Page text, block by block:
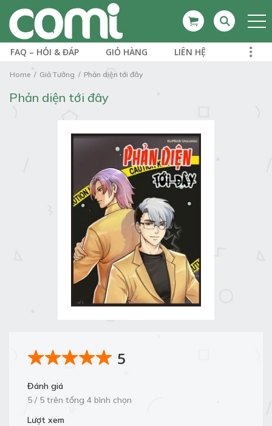
FAQ – HỎI & ĐÁP GIỎ HÀNG LIÊN HỆ
Home Giả Tưởng Phản diện tới đây
Phản diện tới đây
5
Đánh giá
5 / 5 trên tổng 4 bình chọn
Lượt xem